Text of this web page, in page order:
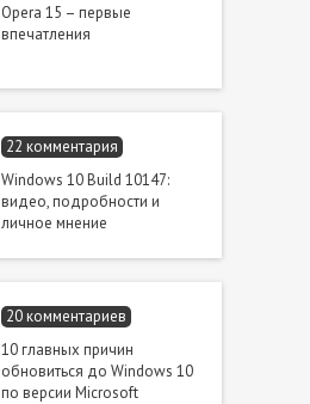
Opera 15 – первые
впечатления
22 комментария
Windows 10 Build 10147:
видео, подробности и
личное мнение
20 комментариев
10 главных причин
обновиться до Windows 10
по версии Microsoft